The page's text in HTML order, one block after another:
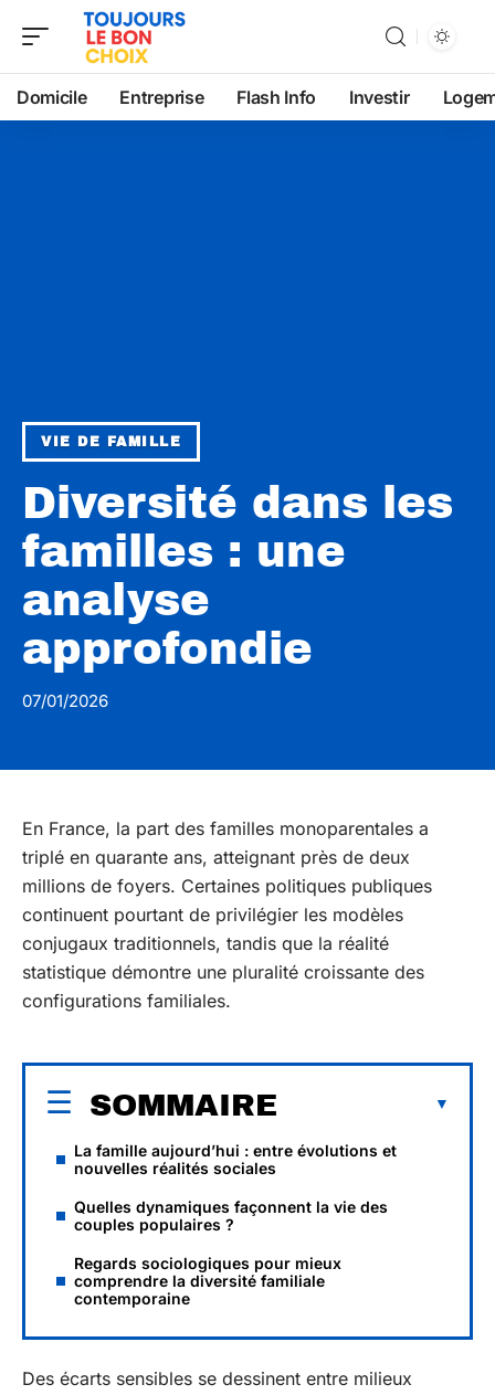
Domicile Entreprise Flash Info Investir
VIE DE FAMILLE
Diversité dans les
familles : une
analyse
approfondie
07/01/2026
En France, la part des familles monoparentales a
triplé en quarante ans, atteignant près de deux
millions de foyers. Certaines politiques publiques
continuent pourtant de privilégier les modèles
conjugaux traditionnels, tandis que la réalité
statistique démontre une pluralité croissante des
configurations familiales.
SOMMAIRE
La famille aujourd’hui : entre évolutions et
nouvelles réalités sociales
Quelles dynamiques façonnent la vie des
couples populaires ?
Regards sociologiques pour mieux
comprendre la diversité familiale
contemporaine
Des écarts sensibles se dessinent entre milieux